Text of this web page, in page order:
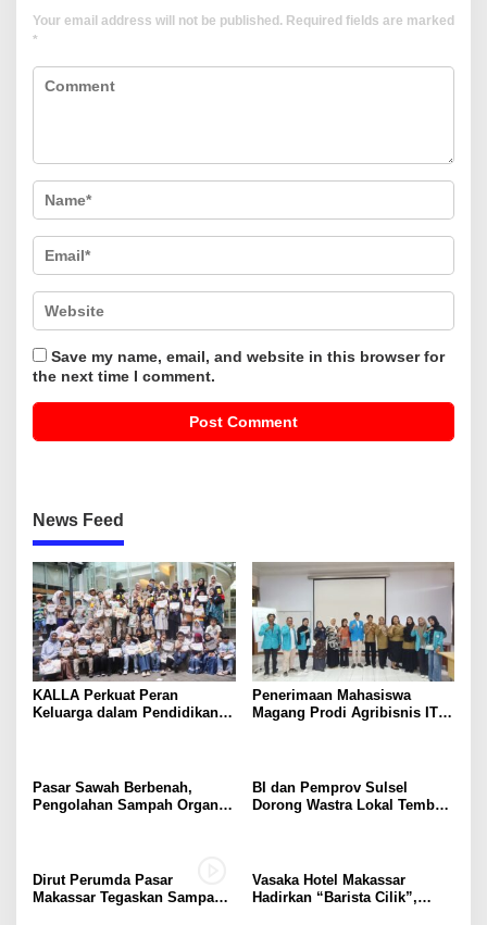
Your email address will not be published. Required fields are marked
*
Save my name, email, and website in this browser for
the next time I comment.
News Feed
KALLA Perkuat Peran
Keluarga dalam Pendidikan
Penerimaan Mahasiswa
Magang Prodi Agribisnis ITP
Pasar Sawah Berbenah,
Pengolahan Sampah Organik
BI dan Pemprov Sulsel
Dorong Wastra Lokal Tembus
Dirut Perumda Pasar
Makassar Tegaskan Sampah
Vasaka Hotel Makassar
Hadirkan “Barista Cilik”,